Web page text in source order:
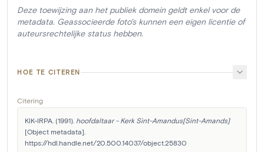
Deze toewijzing aan het publiek domein geldt enkel voor de
metadata. Geassocieerde foto's kunnen een eigen licentie of
auteursrechtelijke status hebben.
HOE TE CITEREN
Citering
KIK-IRPA. (1991). hoofdaltaar - Kerk Sint-Amandus[Sint-Amands]
[Object metadata].
https://hdl.handle.net/20.500.14037/object.25830